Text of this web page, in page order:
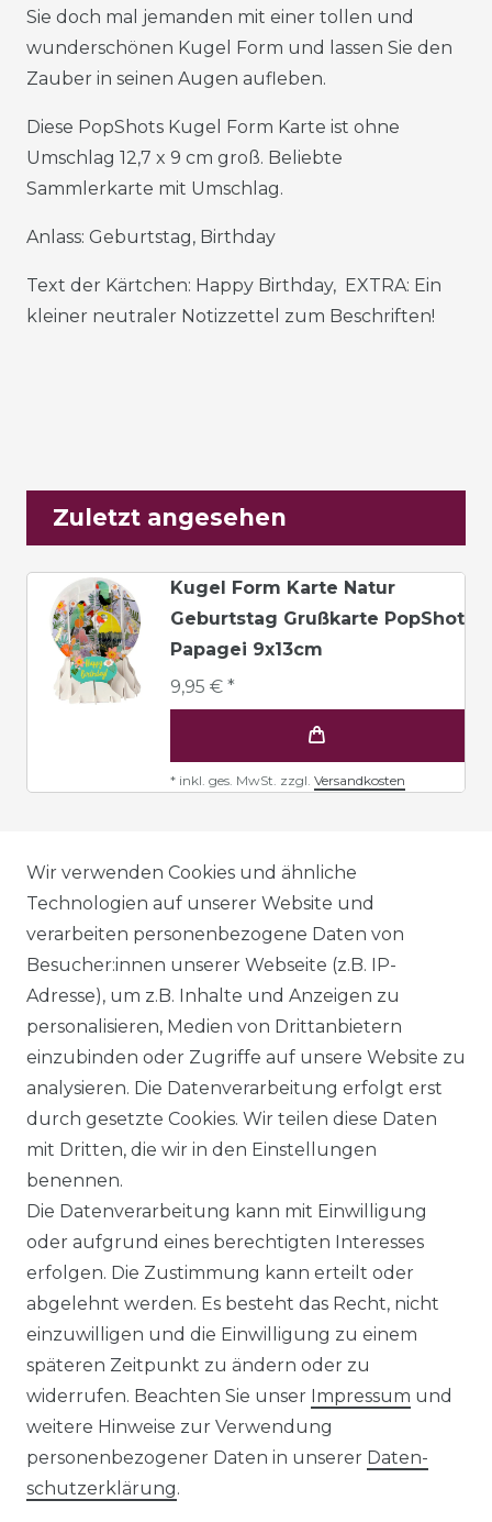
Sie doch mal jemanden mit einer tollen und
wunderschönen Kugel Form und lassen Sie den
Zauber in seinen Augen aufleben.
Diese PopShots Kugel Form Karte ist ohne
Umschlag 12,7 x 9 cm groß. Beliebte
Sammlerkarte mit Umschlag.
Anlass: Geburtstag, Birthday
Text der Kärtchen: Happy Birthday, EXTRA: Ein
kleiner neutraler Notizzettel zum Beschriften!
Zuletzt angesehen
Kugel Form Karte Natur
Geburtstag Grußkarte PopShot
Papagei 9x13cm
9,95 € *
* inkl. ges. MwSt. zzgl. Versandkosten
AGB
DATENSCHUTZERKLÄRUNG
WIDERRUFSRECHT
IMPRESSUM
KONTAKT
Unsere Zahlungsmöglichkeiten
Wir versenden mit
Wir verwenden Cookies und ähnliche
Technologien auf unserer Website und
verarbeiten personenbezogene Daten von
Besucher:innen unserer Webseite (z.B. IP-
Adresse), um z.B. Inhalte und Anzeigen zu
personalisieren, Medien von Drittanbietern
einzubinden oder Zugriffe auf unsere Website zu
analysieren. Die Datenverarbeitung erfolgt erst
durch gesetzte Cookies. Wir teilen diese Daten
mit Dritten, die wir in den Einstellungen
benennen.
Die Datenverarbeitung kann mit Einwilligung
oder aufgrund eines berechtigten Interesses
erfolgen. Die Zustimmung kann erteilt oder
abgelehnt werden. Es besteht das Recht, nicht
einzuwilligen und die Einwilligung zu einem
späteren Zeitpunkt zu ändern oder zu
widerrufen. Beachten Sie unser Impressum und
weitere Hinweise zur Verwendung
personenbezogener Daten in unserer Daten­
schutz­erklärung.